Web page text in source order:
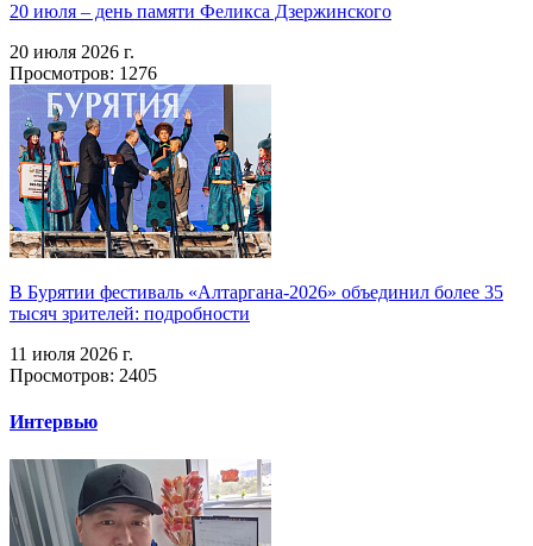
20 июля – день памяти Феликса Дзержинского
20 июля 2026 г.
Просмотров: 1276
В Бурятии фестиваль «Алтаргана-2026» объединил более 35
тысяч зрителей: подробности
11 июля 2026 г.
Просмотров: 2405
Интервью